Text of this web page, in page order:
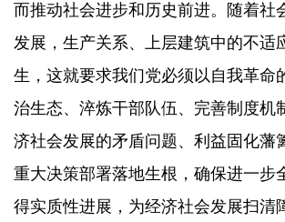
而推动社会进步和历史前进。随着社
发展，生产关系、上层建筑中的不适
生，这就要求我们党必须以自我革命
治生态、淬炼干部队伍、完善制度机
济社会发展的矛盾问题、利益固化藩
重大决策部署落地生根，确保进一步
得实质性进展，为经济社会发展扫清